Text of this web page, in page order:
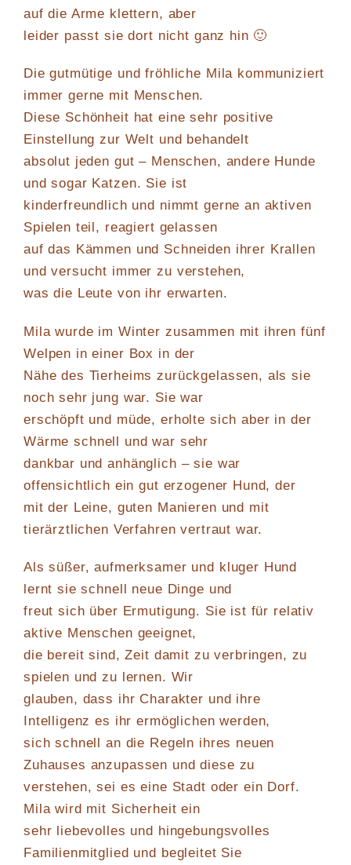
auf die Arme klettern, aber
leider passt sie dort nicht ganz hin 🙂
Die gutmütige und fröhliche Mila kommuniziert
immer gerne mit Menschen.
Diese Schönheit hat eine sehr positive
Einstellung zur Welt und behandelt
absolut jeden gut – Menschen, andere Hunde
und sogar Katzen. Sie ist
kinderfreundlich und nimmt gerne an aktiven
Spielen teil, reagiert gelassen
auf das Kämmen und Schneiden ihrer Krallen
und versucht immer zu verstehen,
was die Leute von ihr erwarten.
Mila wurde im Winter zusammen mit ihren fünf
Welpen in einer Box in der
Nähe des Tierheims zurückgelassen, als sie
noch sehr jung war. Sie war
erschöpft und müde, erholte sich aber in der
Wärme schnell und war sehr
dankbar und anhänglich – sie war
offensichtlich ein gut erzogener Hund, der
mit der Leine, guten Manieren und mit
tierärztlichen Verfahren vertraut war.
Als süßer, aufmerksamer und kluger Hund
lernt sie schnell neue Dinge und
freut sich über Ermutigung. Sie ist für relativ
aktive Menschen geeignet,
die bereit sind, Zeit damit zu verbringen, zu
spielen und zu lernen. Wir
glauben, dass ihr Charakter und ihre
Intelligenz es ihr ermöglichen werden,
sich schnell an die Regeln ihres neuen
Zuhauses anzupassen und diese zu
verstehen, sei es eine Stadt oder ein Dorf.
Mila wird mit Sicherheit ein
sehr liebevolles und hingebungsvolles
Familienmitglied und begleitet Sie